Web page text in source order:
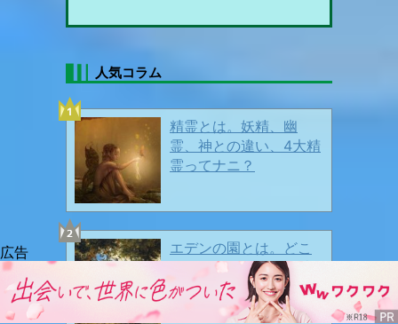
暑中お見舞い申し上げます🍦
🍃🍃 新緑眩い頃 🍃🍃
2026/05/15
人気コラム
精霊とは。妖精、幽
霊、神との違い、4大精
霊ってナニ？
エデンの園とは。どこ
にあった楽園？ 『林
檎』や『蛇』の正体